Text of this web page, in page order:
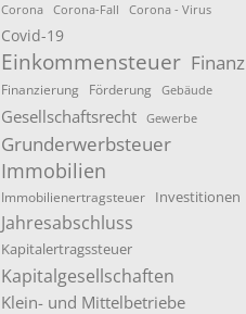
Corona Corona-Fall Corona - Virus
Covid-19
Einkommensteuer Finanz
Finanzierung Förderung Gebäude
Gesellschaftsrecht Gewerbe
Grunderwerbsteuer
Immobilien
Immobilienertragsteuer Investitionen
Jahresabschluss
Kapitalertragssteuer
Kapitalgesellschaften
Klein- und Mittelbetriebe